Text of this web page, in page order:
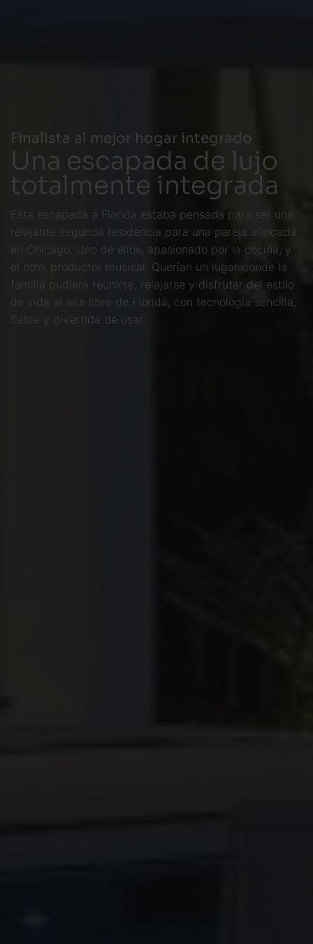
Finalista al mejor hogar integrado
Una escapada de lujo
totalmente integrada
Esta escapada a Florida estaba pensada para ser una
relajante segunda residencia para una pareja afincada
en Chicago. Uno de ellos, apasionado por la cocina, y
el otro, productor musical. Querían un lugar donde la
familia pudiera reunirse, relajarse y disfrutar del estilo
de vida al aire libre de Florida, con tecnología sencilla,
fiable y divertida de usar.